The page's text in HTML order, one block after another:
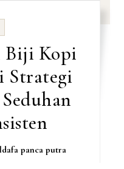
Biji Kopi
Strategi
panca putra